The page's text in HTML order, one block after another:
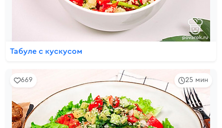
Табуле с кускусом
25 мин
669